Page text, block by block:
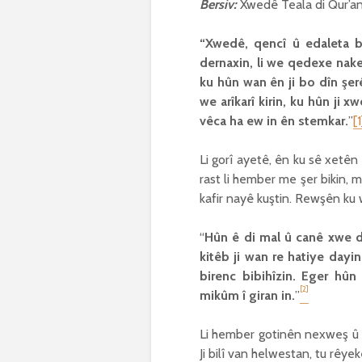
Bersiv: Xwedê Teala di
“Xwedê, qencî û
dernaxin, li we qedexe
ku hûn wan ên ji bo dîn
we arîkarî kirin, ku hûn ji
vêca ha ew in ên stemkar.”
Li gorî ayetê, ên ku sê
rast li hember me şer bikin,
kafir nayê kuştin. Rewşên
“Hûn ê di mal û canê xwe
kitêb ji wan re hatiye
birenc bibihîzin. Eger
mikûm î giran in.” [2]
Li hember gotinên nexweş
Ji bilî van helwestan, tu